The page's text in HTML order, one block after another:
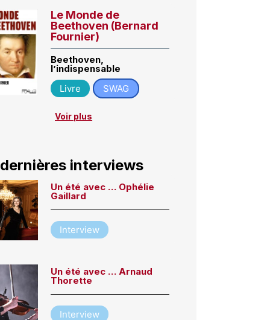
Le Monde de
Beethoven (Bernard
Fournier)
Beethoven,
l’indispensable
Livre
SWAG
Voir plus
interviews
Un été avec … Ophélie
Gaillard
Interview
Un été avec … Arnaud
Thorette
Interview